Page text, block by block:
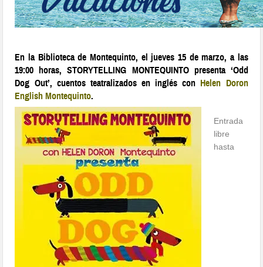
En la Biblioteca de Montequinto, el jueves 15 de marzo, a las
19:00 horas, STORYTELLING MONTEQUINTO presenta ‘Odd
Dog Out’, cuentos teatralizados en inglés con Helen Doron
English Montequinto.
Entrada
libre
hasta